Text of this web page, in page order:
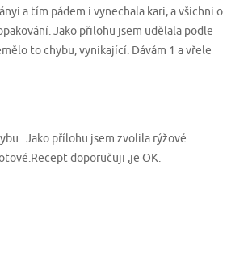
a tím pádem i vynechala kari, a všichni o
Jako přilohu jsem udělala podle
to chybu, vynikající. Dávám 1 a vřele
přílohu jsem zvolila rýžové
doporučuji ,je OK.